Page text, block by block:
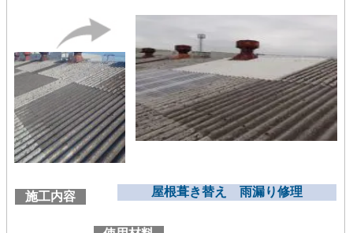
施工内容 屋根葺き替え 雨漏り修理